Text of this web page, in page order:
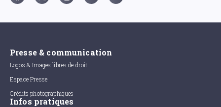
Presse & communication
Logos & Images libres de droit
Espace Presse
Crédits photographiques
Infos pratiques